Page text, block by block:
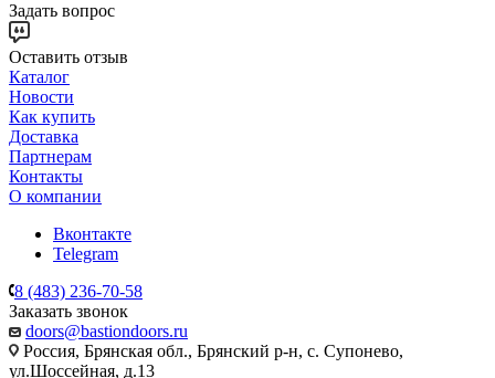
Задать вопрос
Оставить отзыв
Каталог
Новости
Как купить
Доставка
Партнерам
Контакты
О компании
Вконтакте
Telegram
8 (483) 236-70-58
Заказать звонок
doors@bastiondoors.ru
Россия, Брянская обл., Брянский р-н, с. Супонево,
ул.Шоссейная, д.13